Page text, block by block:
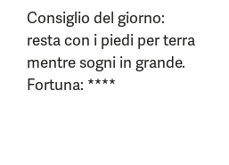
Consiglio del giorno:
resta con i piedi per terra
mentre sogni in grande.
Fortuna: ****